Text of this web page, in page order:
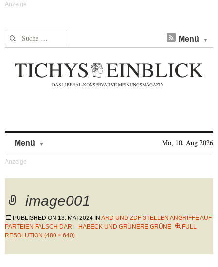
Suche nach: Menü
Menü Mo, 10. Aug 2026
image001
PUBLISHED ON 13. MAI 2024 IN ARD UND ZDF STELLEN ANGRIFFE AUF
PARTEIEN FALSCH DAR – HABECK UND GRÜNERE GRÜNE
FULL
RESOLUTION (480 × 640)